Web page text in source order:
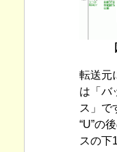
転送元
は「バ
ス」で
“U”の
スの下